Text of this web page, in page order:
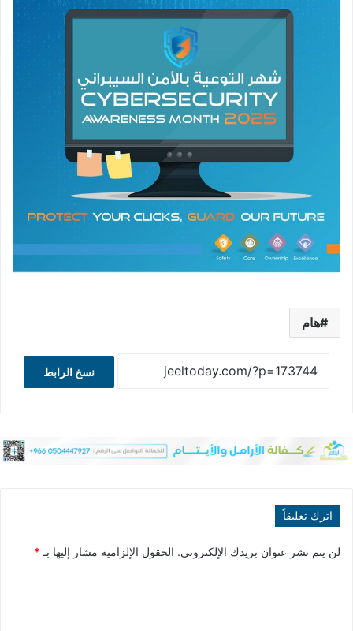
هام
نسخ الرابط
اترك تعليقاً
لن يتم نشر عنوان بريدك الإلكتروني. الحقول الإلزامية مشار إليها بـ *